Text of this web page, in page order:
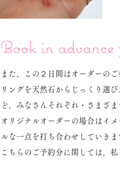
Book in
また、この２日間はオーダーの
リングを天然石からじっくり選
ど、みなさんそれぞれ・さまざ
オリジナルオーダーの場合はイ
ルな一点を打ち合わせしていきま
こちらのご予約分に関しては、